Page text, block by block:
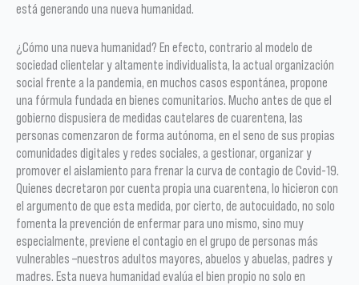
está generando una nueva humanidad.
¿Cómo una nueva humanidad? En efecto, contrario al modelo de
sociedad clientelar y altamente individualista, la actual organización
social frente a la pandemia, en muchos casos espontánea, propone
una fórmula fundada en bienes comunitarios. Mucho antes de que el
gobierno dispusiera de medidas cautelares de cuarentena, las
personas comenzaron de forma autónoma, en el seno de sus propias
comunidades digitales y redes sociales, a gestionar, organizar y
promover el aislamiento para frenar la curva de contagio de Covid-19.
Quienes decretaron por cuenta propia una cuarentena, lo hicieron con
el argumento de que esta medida, por cierto, de autocuidado, no solo
fomenta la prevención de enfermar para uno mismo, sino muy
especialmente, previene el contagio en el grupo de personas más
vulnerables –nuestros adultos mayores, abuelos y abuelas, padres y
madres. Esta nueva humanidad evalúa el bien propio no solo en